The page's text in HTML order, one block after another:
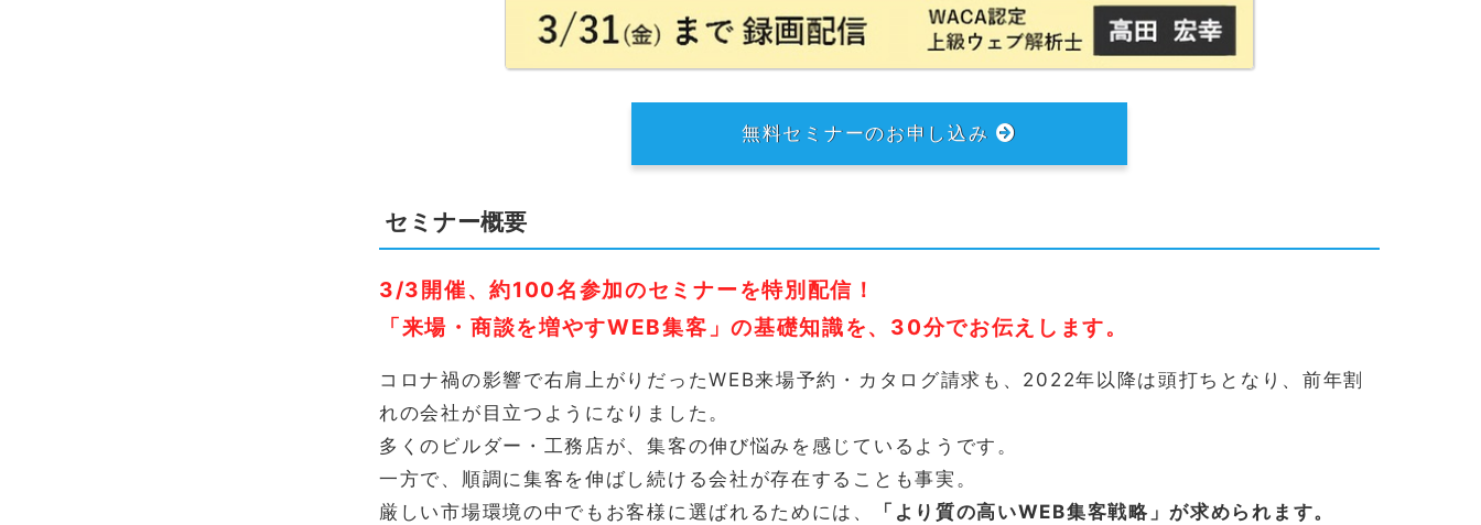
無料セミナーのお申し込み
セミナー概要
3/3開催、約100名参加のセミナーを特別配信！
「来場・商談を増やすWEB集客」の基礎知識を、30分でお伝えします。
コロナ禍の影響で右肩上がりだったWEB来場予約・カタログ請求も、2022年以降は頭打ちとなり、前年割
れの会社が目立つようになりました。
多くのビルダー・工務店が、集客の伸び悩みを感じているようです。
一方で、順調に集客を伸ばし続ける会社が存在することも事実。
厳しい市場環境の中でもお客様に選ばれるためには、
「より質の高いWEB集客戦略」が求められます。